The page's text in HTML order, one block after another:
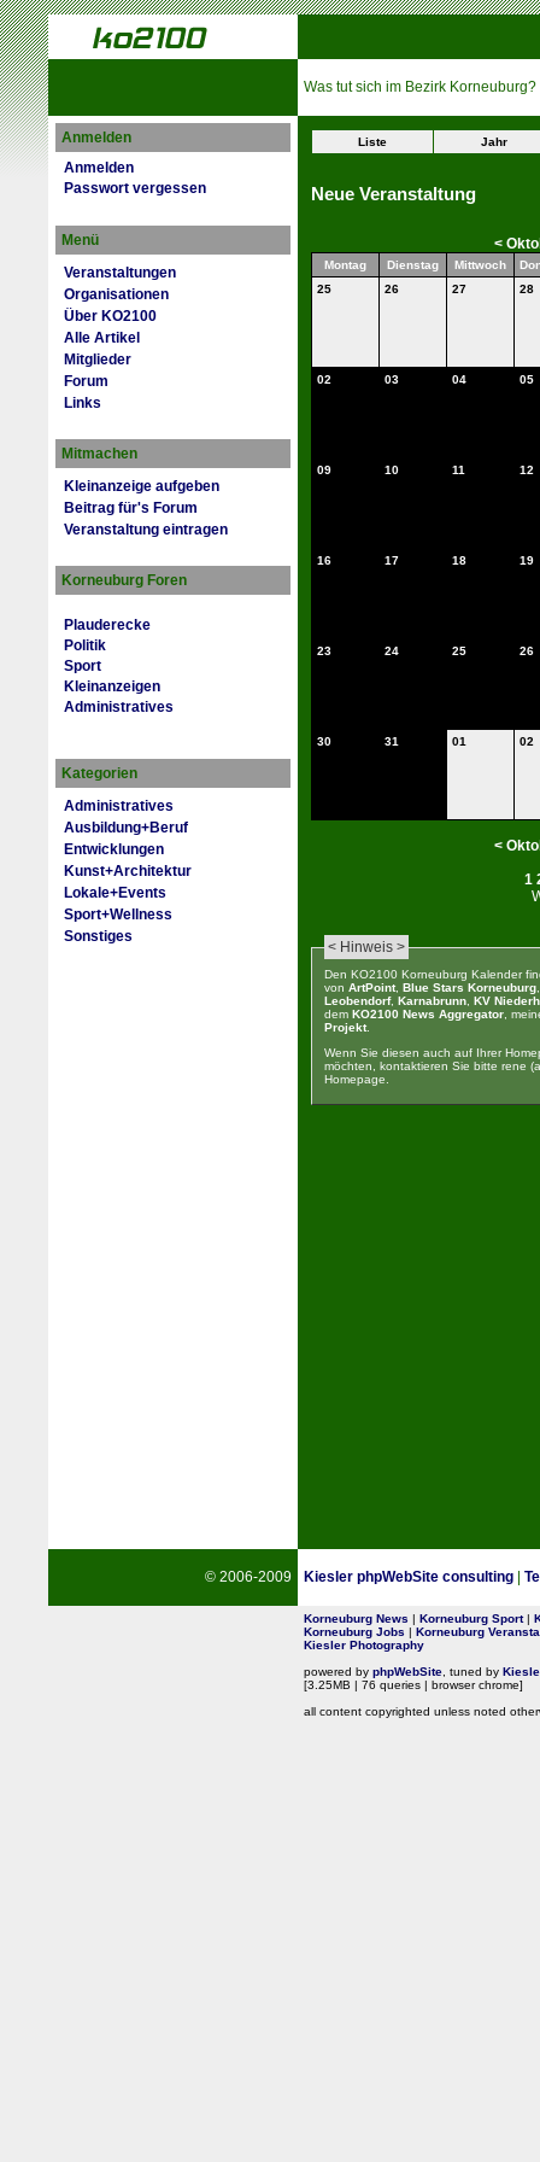
Was tut sich im Bezirk Korneuburg?
Anmelden
Anmelden
Passwort vergessen
Menü
Veranstaltungen
Organisationen
Über KO2100
Alle Artikel
Mitglieder
Forum
Links
Mitmachen
Kleinanzeige aufgeben
Beitrag für's Forum
Veranstaltung eintragen
Korneuburg Foren
Plauderecke
Politik
Sport
Kleinanzeigen
Administratives
Kategorien
Administratives
Ausbildung+Beruf
Entwicklungen
Kunst+Architektur
Lokale+Events
Sport+Wellness
Sonstiges
Liste Jahr
Neue Veranstaltung
<
Montag Dienstag Mittwoch
25
26 27 28
02 03 04 05
09 10 11 12
16 17 18 19
23 24 25 26
30 31 01 02
<
1
< Hinweis >
Den KO2100 Korneuburg Kalender
von ArtPoint, Blue Stars Korneuburg
Leobendorf, Karnabrunn KV
dem KO2100 News Aggregator ,
Projekt.
Wenn Sie diesen auch auf Ihrer
möchten, kontaktieren Sie bitte rene
Homepage.
© 2006-2009 Kiesler phpWebSite consulting
Korneuburg News | Korneuburg Sport|
Korneuburg Jobs | Korneuburg
Kiesler Photography
powered by phpWebSite , tuned by
[3.25MB | 76 queries | browser chrome]
all content copyrighted unless noted